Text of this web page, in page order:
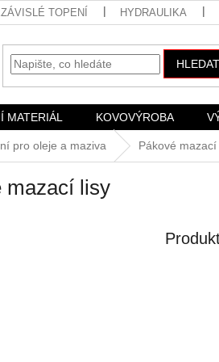
TOPENÍ HYDRAULIKA
HLEDAT
MATERIÁL KOVOVÝROBA
pro oleje a maziva Pákové mazací
mazací lisy